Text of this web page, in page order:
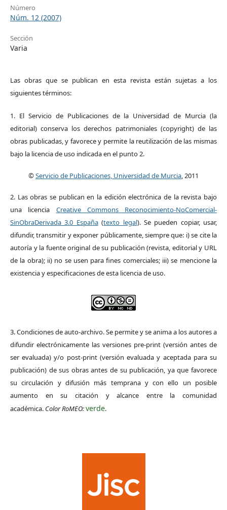
Número
Núm. 12 (2007)
Sección
Varia
Las obras que se publican en esta revista están sujetas a los
siguientes términos:
1. El Servicio de Publicaciones de la Universidad de Murcia (la
editorial) conserva los derechos patrimoniales (copyright) de las
obras publicadas, y favorece y permite la reutilización de las mismas
bajo la licencia de uso indicada en el punto 2.
©Servicio de Publicaciones, Universidad de Murcia, 2011
2. Las obras se publican en la edición electrónica de la revista bajo
una licencia Creative Commons Reconocimiento-NoComercial-
SinObraDerivada 3.0 España(texto legal). Se pueden copiar, usar,
difundir, transmitir y exponer públicamente, siempre que: i) se cite la
autoría y la fuente original de su publicación (revista, editorial y URL
de la obra); ii) no se usen para fines comerciales; iii) se mencione la
existencia y especificaciones de esta licencia de uso.
3. Condiciones de auto-archivo. Se permite y se anima a los autores a
difundir electrónicamente las versiones pre-print (versión antes de
ser evaluada) y/o post-print (versión evaluada y aceptada para su
publicación) de sus obras antes de su publicación, ya que favorece
su circulación y difusión más temprana y con ello un posible
aumento en su citación y alcance entre la comunidad
académica. Color RoMEO:verde.